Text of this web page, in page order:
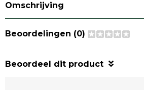
Omschrijving
Beoordelingen (0)
Beoordeel dit product